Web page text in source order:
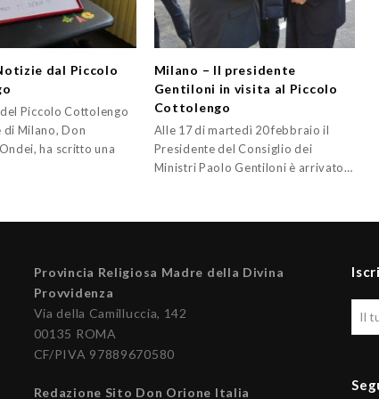
dal Piccolo
Piccolo Cottolengo
Milano, Don
ha scritto una
Milano – Il presidente
Gentiloni in visita al Piccolo
Cottolengo
Alle 17 di martedì 20 febbraio il
Presidente del Consiglio dei
Ministri Paolo Gentiloni è arrivato…
Provincia Religiosa Madre della Divina
Provvidenza
Via della Camilluccia, 142
00135 ROMA
CF/PIVA 97889670580
Redazione Sito Don Orione Italia